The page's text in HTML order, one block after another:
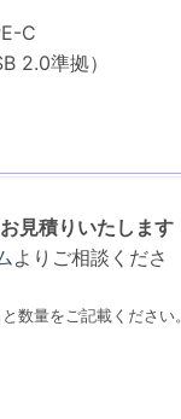
C
2.0準拠）
お見積りいたします
よりご相談くださ
数量をご記載ください。